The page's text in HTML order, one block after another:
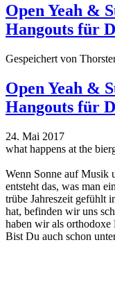
Open Yeah &
Hangouts für
Gespeichert von
Open Yeah &
Hangouts für
24. Mai 2017
what happens at the
Wenn Sonne auf Musik
entsteht das, was man
trübe Jahreszeit gefühlt
hat, befinden wir uns
haben wir als orthodoxe
Bist Du auch schon